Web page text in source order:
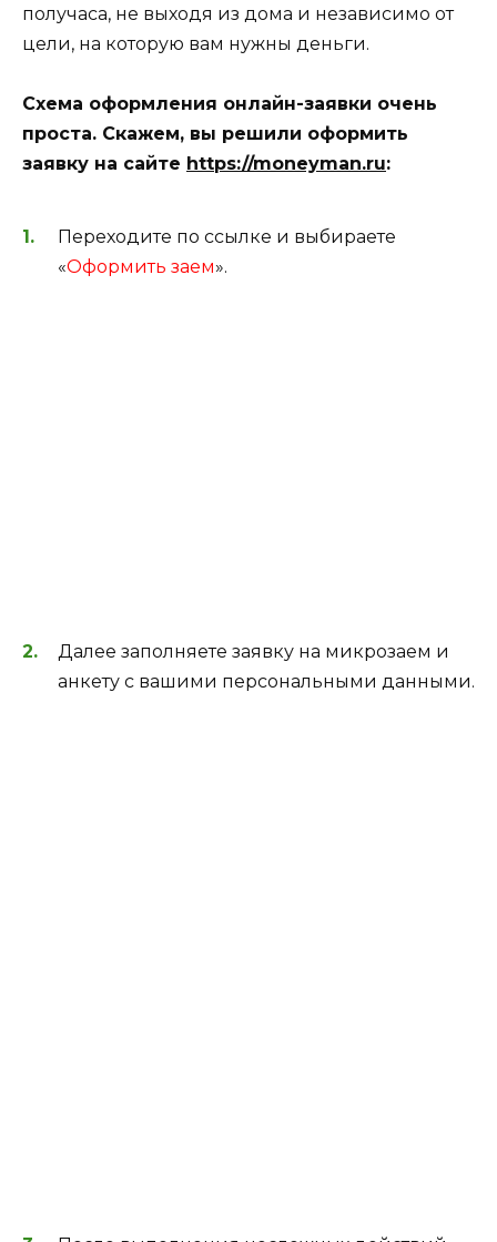
получаса, не выходя из дома и независимо от
цели, на которую вам нужны деньги.
Схема оформления онлайн-заявки очень
проста. Скажем, вы решили оформить
заявку на сайте https://moneyman.ru:
Переходите по ссылке и выбираете
«Оформить заем».
Далее заполняете заявку на микрозаем и
анкету с вашими персональными данными.